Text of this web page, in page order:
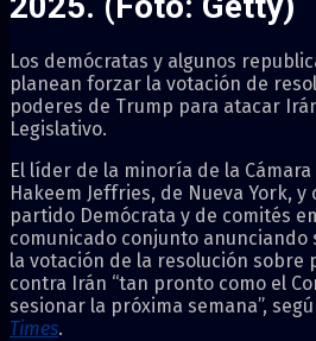
Los demócratas y algunos
planean forzar la votación de
poderes de Trump para atacar
Legislativo.
El líder de la minoría de la
Hakeem Jeffries, de Nueva York,
partido Demócrata y de comités
comunicado conjunto
la votación de la resolución sobre
contra Irán “tan pronto como el
sesionar la próxima semana”,
Times.